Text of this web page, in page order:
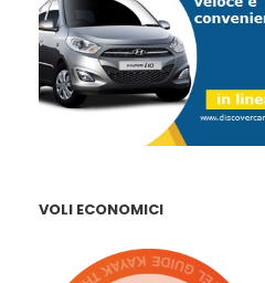
VOLI ECONOMICI